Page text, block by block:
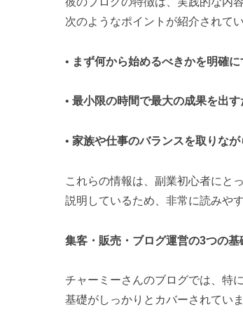
次のようなポイントが紹介されてい
• まず何から始めるべきかを明確に
• 最小限の時間で最大の成果を出
• 家族や仕事のバランスを取りな
これらの情報は、副業初心者にと
説明しているため、非常に読みや
集客・販売・ブログ運営の3つの基
チャーミーさんのブログでは、特
基礎がしっかりとカバーされていま